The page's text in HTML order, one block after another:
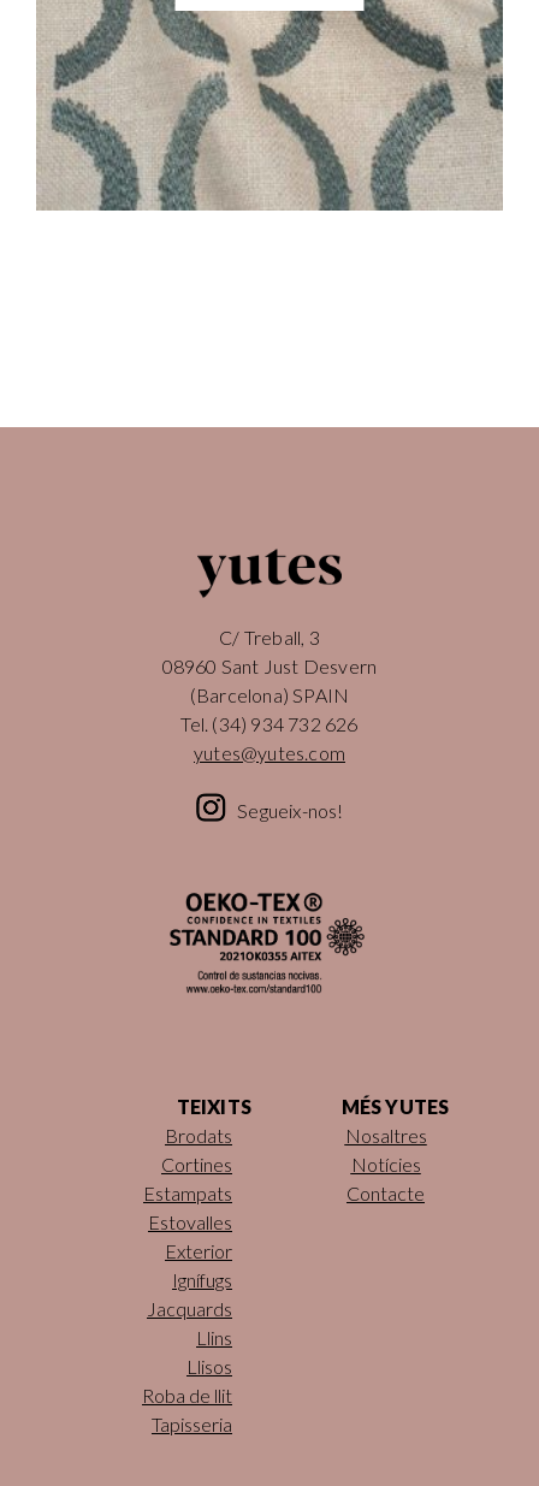
C/ Treball, 3
08960 Sant Just Desvern
(Barcelona) SPAIN
Tel. (34) 934 732 626
yutes@yutes.com
Segueix-nos!
TEIXITS
Brodats
Cortines
Estampats
Estovalles
Exterior
Ignífugs
Jacquards
Llins
Llisos
Roba de llit
Tapisseria
MÉS YUTES
Nosaltres
Notícies
Contacte